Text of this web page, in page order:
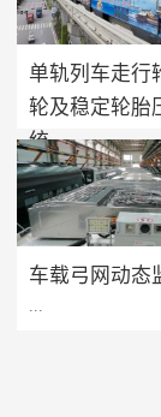
单轨列车走行
轮及稳定轮胎
统
...
单轨列车胎压监
时监测单轨列车
轮及稳定轮的轮
爆胎时能够及时
扩大及危险的发
成： 1、胎压传
走行轮、导向轮
车载弓网动态
车载弓网动态监
车载受电弓实时